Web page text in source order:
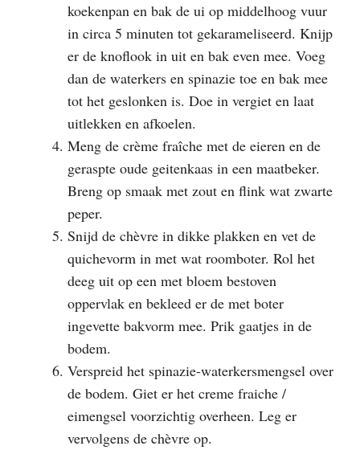
koekenpan en bak de ui op middelhoog vuur
in circa 5 minuten tot gekarameliseerd. Knijp
er de knoflook in uit en bak even mee. Voeg
dan de waterkers en spinazie toe en bak mee
tot het geslonken is. Doe in vergiet en laat
uitlekken en afkoelen.
Meng de crème fraîche met de eieren en de
geraspte oude geitenkaas in een maatbeker.
Breng op smaak met zout en flink wat zwarte
peper.
Snijd de chèvre in dikke plakken en vet de
quichevorm in met wat roomboter. Rol het
deeg uit op een met bloem bestoven
oppervlak en bekleed er de met boter
ingevette bakvorm mee. Prik gaatjes in de
bodem.
Verspreid het spinazie-waterkersmengsel over
de bodem. Giet er het creme fraiche /
eimengsel voorzichtig overheen. Leg er
vervolgens de chèvre op.